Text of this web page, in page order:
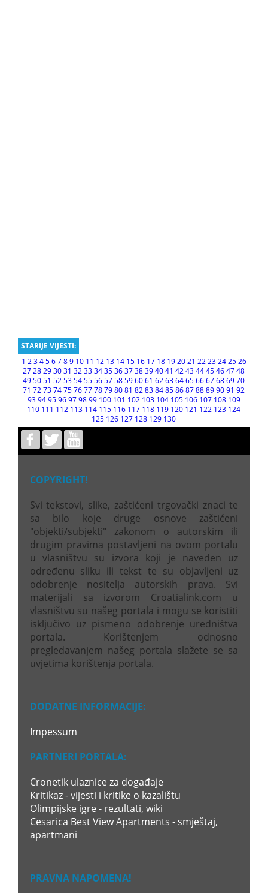
STARIJE VIJESTI:
1 23456789 10 11 12 13 14 15 16 17 18 192021 2223242526
27 28 29 30 31 32 33 34 35 36 37 38 39 40 41 42 43 44 45 46 47 48
49 50 51 52 53 54 55 56 57 58 59 60 61 62 63 64 65 66 67 68 69 70
71 72 73 74 75 76 77 78 79 80 81 82 83 84 85 86 87 88 89 90 91 92
93949596979899 100 101 102 103 104 105 106 107 108 109
110 111 112 113 114 115 116 117 118 119 120 121 122 123 124
125 126 127 128 129 130
COPYRIGHT!
Svi tekstovi, slike, zaštićeni trgovački znaci te
sa bilo koje druge osnove zaštićeni
"objekti/subjekti" zakonom o autorskim ili
drugim pravima postavljeni na ovom portalu
u vlasništvu su izvora koji je naveden uz
određenu sliku ili tekst te su objavljeni uz
odobrenje nositelja autorskih prava. Svi
materijali sa izvorom Croatialink.com u
vlasništvu su našeg portala i mogu se koristiti
isključivo uz pismeno odobrenje uredništva
portala. Korištenjem odnosno
pregledavanjem našeg portala slažete se sa
uvjetima korištenja portala.
DODATNE INFORMACIJE:
Impessum
PARTNERI PORTALA:
Cronetik ulaznice za događaje
Kritikaz - vijesti i kritike o kazalištu
Olimpijske igre - rezultati, wiki
Cesarica Best View Apartments - smještaj,
apartmani
PRAVNA NAPOMENA!